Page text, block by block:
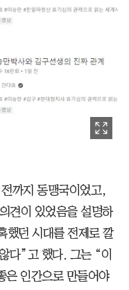
까지 동맹국이었고,
견이 있었음을 설명하
했던 시대를 전제로 깔
다”고 했다. 그는 “이
은 인간으로 만들어야